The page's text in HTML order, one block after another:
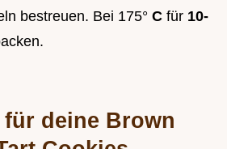
bestreuen. Bei 175° C für 10-
deine Brown